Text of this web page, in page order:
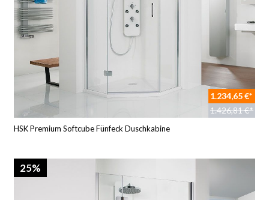
1.234,65 €*
1.426,81 €*
HSK Premium Softcube Fünfeck Duschkabine
25%